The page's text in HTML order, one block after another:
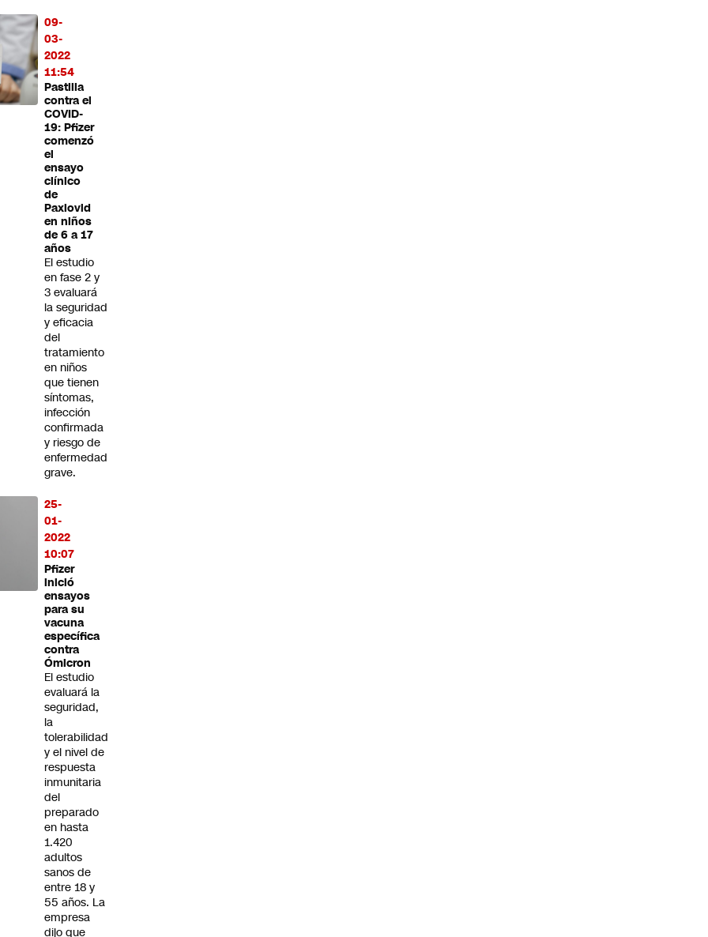
09-
03-
2022
11:54
Pastilla
contra el
COVID-
19: Pfizer
comenzó
el
ensayo
clínico
de
Paxlovid
en niños
de 6 a 17
años
El estudio
en fase 2 y
3 evaluará
la seguridad
y eficacia
del
tratamiento
en niños
que tienen
síntomas,
infección
confirmada
y riesgo de
enfermedad
grave.
25-
01-
2022
10:07
Pfizer
inició
ensayos
para su
vacuna
específica
contra
Ómicron
El estudio
evaluará la
seguridad,
la
tolerabilidad
y el nivel de
respuesta
inmunitaria
del
preparado
en hasta
1.420
adultos
sanos de
entre 18 y
55 años. La
empresa
dijo que